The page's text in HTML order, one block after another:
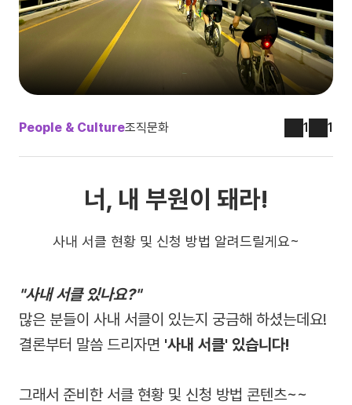
People & Culture조직문화 1 1
너, 내 부원이 돼라!
사내 서클 현황 및 신청 방법 알려드릴게요~
"사내 서클 있나요?"
많은 분들이 사내 서클이 있는지 궁금해 하셨는데요!
결론부터 말씀 드리자면 '사내 서클' 있습니다!
그래서 준비한 서클 현황 및 신청 방법 콘텐츠~~